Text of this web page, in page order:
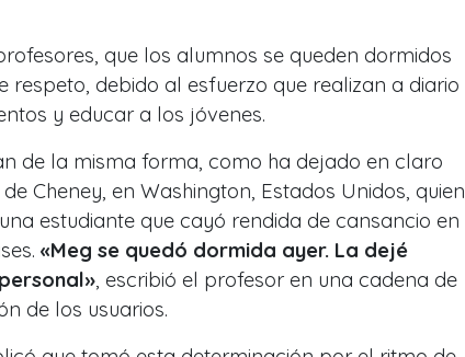
que los alumnos se queden dormidos
respeto, debido al esfuerzo que realizan a diario
y educar a los jóvenes.
de la misma forma, como ha dejado en claro
Cheney, en Washington, Estados Unidos, quien
estudiante que cayó rendida de cansancio en
«Meg se quedó dormida ayer. La dejé
, escribió el profesor en una cadena de
de los usuarios.